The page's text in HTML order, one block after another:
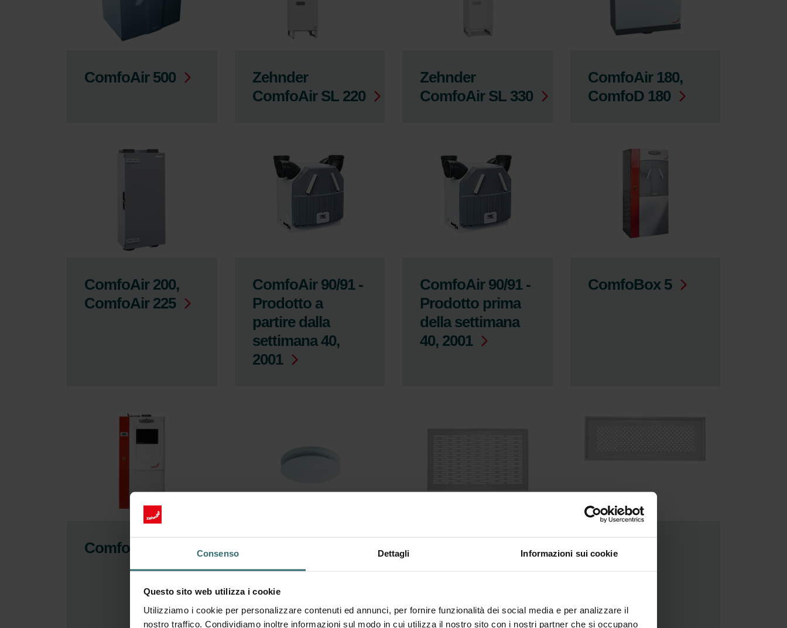
Consenso Dettagli Informazioni sui cookie
Questo sito web utilizza i cookie
Utilizziamo i cookie per personalizzare contenuti ed annunci, per fornire funzionalità dei social media e per analizzare il
nostro traffico. Condividiamo inoltre informazioni sul modo in cui utilizza il nostro sito con i nostri partner che si occupano
ComfoAir 500
Zehnder
ComfoAir SL 220
Zehnder
ComfoAir SL 330
ComfoAir 180,
ComfoD 180
ComfoAir 200,
ComfoAir 225
ComfoAir 90/91 -
Prodotto a
partire dalla
settimana 40,
2001
ComfoAir 90/91 -
Prodotto prima
della settimana
40, 2001
ComfoBox 5
ComfoBox Q
aspirazione
Zehnder
ComfoValve
Luna E125
CLF